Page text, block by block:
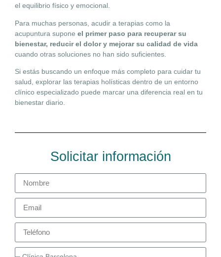
el equilibrio físico y emocional.
Para muchas personas, acudir a terapias como la
acupuntura supone el primer paso para recuperar su
bienestar, reducir el dolor y mejorar su calidad de vida
cuando otras soluciones no han sido suficientes.
Si estás buscando un enfoque más completo para cuidar tu
salud, explorar las terapias holísticas dentro de un entorno
clínico especializado puede marcar una diferencia real en tu
bienestar diario.
Solicitar información